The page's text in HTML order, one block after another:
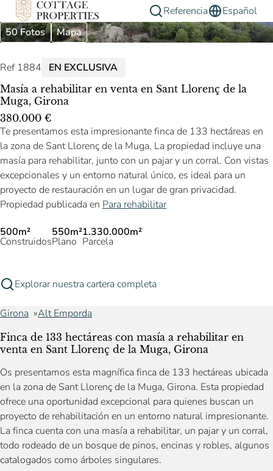
Referencia
Español
50 Fotos
Mapa
Ref 1884 EN EXCLUSIVA
Masía a rehabilitar en venta en Sant Llorenç de la
Muga, Girona
380.000 €
Te presentamos esta impresionante finca de 133 hectáreas en
la zona de Sant Llorenç de la Muga. La propiedad incluye una
masía para rehabilitar, junto con un pajar y un corral. Con vistas
excepcionales y un entorno natural único, es ideal para un
proyecto de restauración en un lugar de gran privacidad.
Propiedad publicada en Para rehabilitar
500m²
Construidos
550m²
Plano
1.330.000m²
Parcela
Explorar nuestra cartera completa
Girona Alt Emporda
Finca de 133 hectáreas con masía a rehabilitar en
venta en Sant Llorenç de la Muga, Girona
Os presentamos esta magnífica finca de 133 hectáreas ubicada
en la zona de Sant Llorenç de la Muga, Girona. Esta propiedad
ofrece una oportunidad excepcional para quienes buscan un
proyecto de rehabilitación en un entorno natural impresionante.
La finca cuenta con una masía a rehabilitar, un pajar y un corral,
todo rodeado de un bosque de pinos, encinas y robles, algunos
catalogados como árboles singulares.